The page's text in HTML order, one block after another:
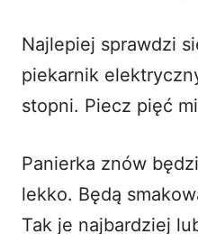
Najlepiej sprawdzi
piekarnik
stopni. Piecz pięć
Panierka znów
lekko. Będą
Tak je najbardziej